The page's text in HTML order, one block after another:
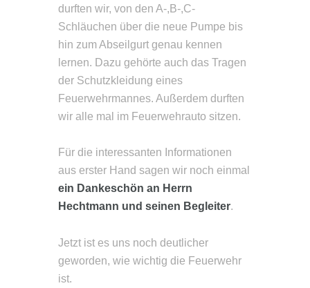
durften wir, von den A-,B-,C-
Schläuchen über die neue Pumpe bis
hin zum Abseilgurt genau kennen
lernen. Dazu gehörte auch das Tragen
der Schutzkleidung eines
Feuerwehrmannes. Außerdem durften
wir alle mal im Feuerwehrauto sitzen.
Für die interessanten Informationen
aus erster Hand sagen wir noch einmal
ein Dankeschön an Herrn
Hechtmann und seinen Begleiter.
Jetzt ist es uns noch deutlicher
geworden, wie wichtig die Feuerwehr
ist.